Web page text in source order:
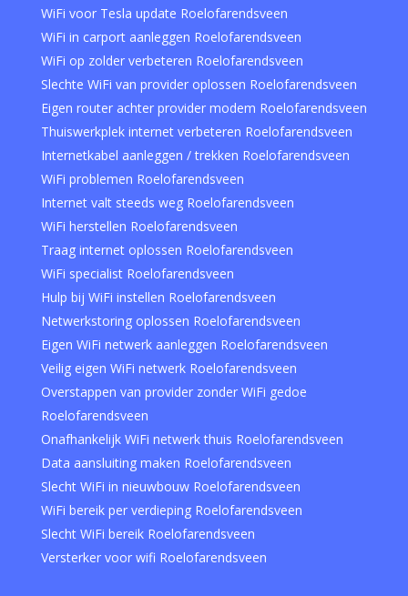
WiFi voor Tesla update Roelofarendsveen
WiFi in carport aanleggen Roelofarendsveen
WiFi op zolder verbeteren Roelofarendsveen
Slechte WiFi van provider oplossen Roelofarendsveen
Eigen router achter provider modem Roelofarendsveen
Thuiswerkplek internet verbeteren Roelofarendsveen
Internetkabel aanleggen / trekken Roelofarendsveen
WiFi problemen Roelofarendsveen
Internet valt steeds weg Roelofarendsveen
WiFi herstellen Roelofarendsveen
Traag internet oplossen Roelofarendsveen
WiFi specialist Roelofarendsveen
Hulp bij WiFi instellen Roelofarendsveen
Netwerkstoring oplossen Roelofarendsveen
Eigen WiFi netwerk aanleggen Roelofarendsveen
Veilig eigen WiFi netwerk Roelofarendsveen
Overstappen van provider zonder WiFi gedoe
Roelofarendsveen
Onafhankelijk WiFi netwerk thuis Roelofarendsveen
Data aansluiting maken Roelofarendsveen
Slecht WiFi in nieuwbouw Roelofarendsveen
WiFi bereik per verdieping Roelofarendsveen
Slecht WiFi bereik Roelofarendsveen
Versterker voor wifi Roelofarendsveen